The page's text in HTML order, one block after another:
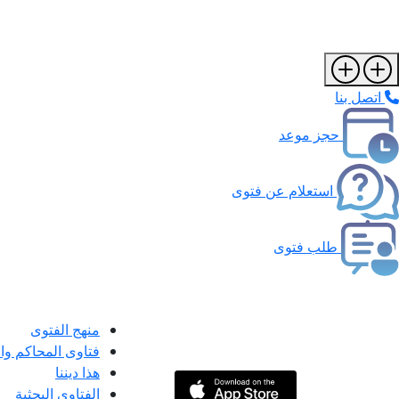
اتصل بنا
حجز موعد
استعلام عن فتوى
طلب فتوى
منهج الفتوى
فتاوى المحاكم
هذا ديننا
الفتاوى البحثية